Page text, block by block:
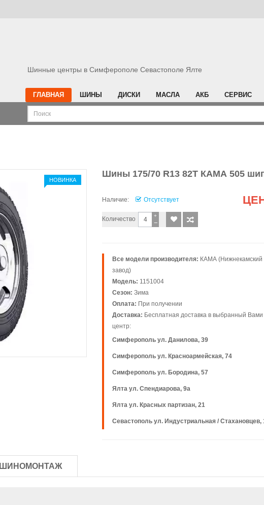
Шинные центры в Симферополе Севастополе Ялте
ГЛАВНАЯ ШИНЫ ДИСКИ МАСЛА АКБ СЕРВИС
НОВИНКА
Шины 175/70 R13 82T КАМА 505
Наличие: Отсутствует
Количество −
+
Все модели производителя: КАМА
завод)
Модель: 1151004
Сезон: Зима
Оплата: При получении
Доставка: Бесплатная доставка в выбранный
центр:
Симферополь ул. Данилова, 39
Симферополь ул. Красноармейская, 74
Симферополь ул. Бородина, 57
Ялта ул. Спендиарова, 9а
Ялта ул. Красных партизан, 21
Севастополь ул. Индустриальная / Стахановцев,
ШИНОМОНТАЖ